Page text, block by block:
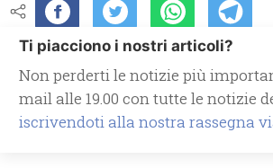
Ti piacciono i nostri articoli?
Non perderti le notizie più
mail alle 19.00 con tutte le notizie
iscrivendoti alla nostra rassegna